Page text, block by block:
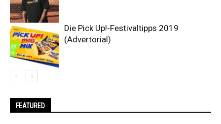
Die Pick Up!-Festivaltipps 2019
(Advertorial)
FEATURED